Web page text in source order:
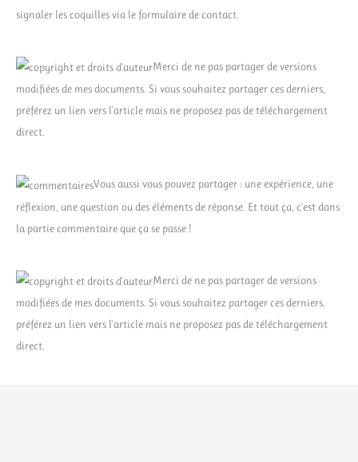
signaler les coquilles via le formulaire de contact.
Merci de ne pas partager de versions
modifiées de mes documents. Si vous souhaitez partager ces derniers,
préférez un lien vers l'article mais ne proposez pas de téléchargement
direct.
Vous aussi vous pouvez partager : une expérience, une
réflexion, une question ou des éléments de réponse. Et tout ça, c'est dans
la partie commentaire que ça se passe !
Merci de ne pas partager de versions
modifiées de mes documents. Si vous souhaitez partager ces derniers,
préférez un lien vers l'article mais ne proposez pas de téléchargement
direct.